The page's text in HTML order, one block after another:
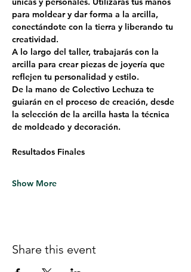
para moldear y dar forma a la arcilla,
conectándote con la tierra y liberando tu
creatividad.
A lo largo del taller, trabajarás con la
arcilla para crear piezas de joyería que
reflejen tu personalidad y estilo.
De la mano de Colectivo Lechuza te
guiarán en el proceso de creación, desde
la selección de la arcilla hasta la técnica
de moldeado y decoración.
Resultados Finales
Show More
Share this event